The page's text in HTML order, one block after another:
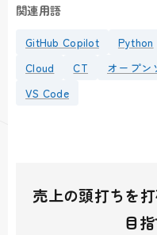
関連用語
GitHub Copilot Python
Cloud
CT オープン
VS Code
売上の頭打ちを
目